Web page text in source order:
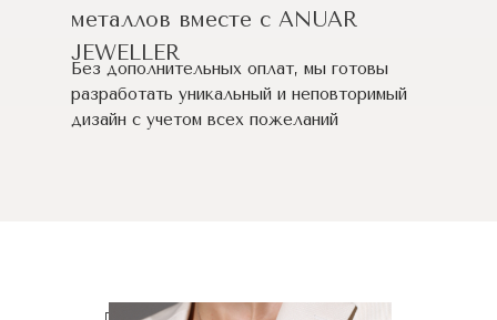
металлов вместе с ANUAR
JEWELLER
Без дополнительных оплат, мы готовы
разработать уникальный и неповторимый
дизайн c учетом всех пожеланий